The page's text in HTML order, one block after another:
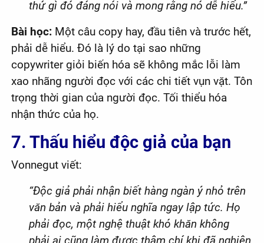
thứ gì đó đáng nói và mong rằng nó dễ hiểu.”
Bài học: Một câu copy hay, đầu tiên và trước hết,
phải dễ hiểu. Đó là lý do tại sao những
copywriter giỏi biến hóa sẽ không mắc lỗi làm
xao nhãng người đọc với các chi tiết vụn vặt. Tôn
trọng thời gian của người đọc. Tối thiểu hóa
nhận thức của họ.
7. Thấu hiểu độc giả của bạn
Vonnegut viết:
“Độc giả phải nhận biết hàng ngàn ý nhỏ trên
văn bản và phải hiểu nghĩa ngay lập tức. Họ
phải đọc, một nghệ thuật khó khăn không